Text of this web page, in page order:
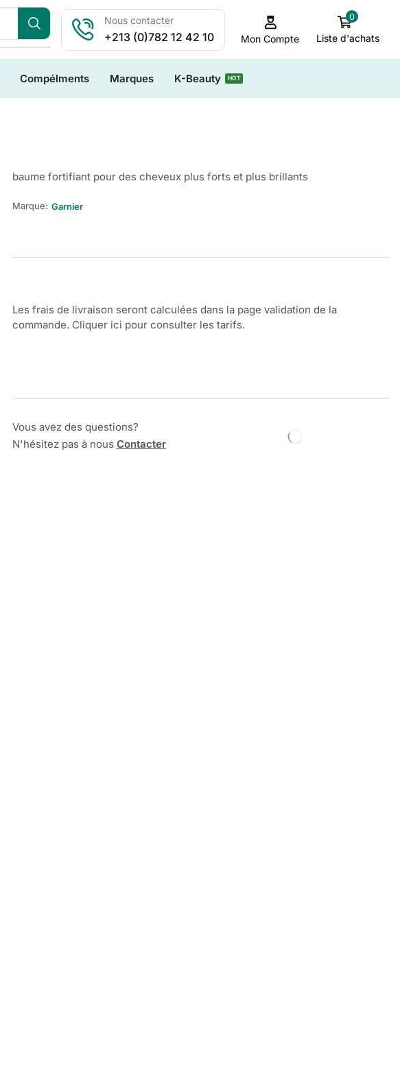
Nous contacter
+213 (0)782 12 42 10 Mon Compte
0
Liste d'achats
Compélments Marques K-Beauty HOT
baume fortifiant pour des cheveux plus forts et plus brillants
Marque: Garnier
Les frais de livraison seront calculées dans la page validation de la
commande. Cliquer ici pour consulter les tarifs.
Vous avez des questions?
N'hésitez pas à nous Contacter